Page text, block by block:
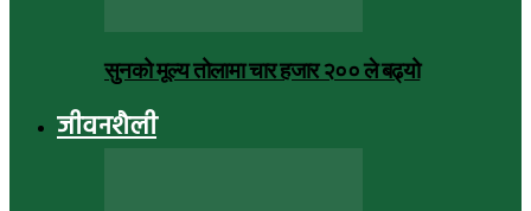
सुनको मूल्य तोलामा चार हजार २०० ले बढ्यो
जीवनशैली